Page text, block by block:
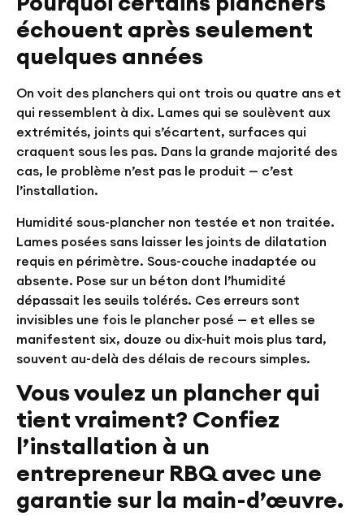
échouent après seulement
quelques années
On voit des planchers qui ont trois ou quatre ans et
qui ressemblent à dix. Lames qui se soulèvent aux
extrémités, joints qui s’écartent, surfaces qui
craquent sous les pas. Dans la grande majorité des
cas, le problème n’est pas le produit — c’est
l’installation.
Humidité sous-plancher non testée et non traitée.
Lames posées sans laisser les joints de dilatation
requis en périmètre. Sous-couche inadaptée ou
absente. Pose sur un béton dont l’humidité
dépassait les seuils tolérés. Ces erreurs sont
invisibles une fois le plancher posé — et elles se
manifestent six, douze ou dix-huit mois plus tard,
souvent au-delà des délais de recours simples.
Vous voulez un plancher qui
tient vraiment? Confiez
l’installation à un
entrepreneur RBQ avec une
garantie sur la main-d’œuvre.